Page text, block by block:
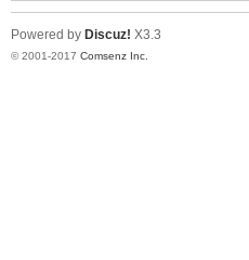
Powered by Discuz! X3.3
© 2001-2017 Comsenz Inc.